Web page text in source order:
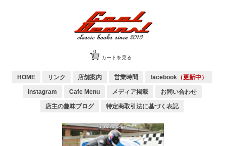
カートを見る
0
HOME リンク 店舗案内 営業時間 facebook（更新中）
instagram Cafe Menu メディア掲載 お問い合わせ
店主の趣味ブログ 特定商取引法に基づく表記